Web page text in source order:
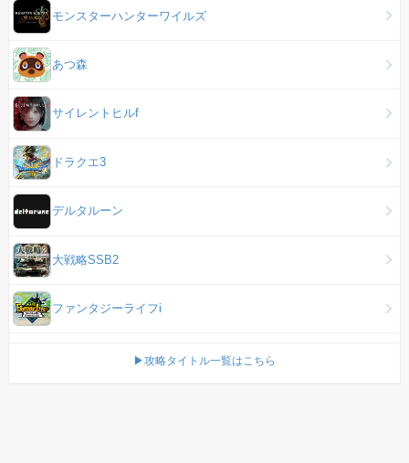
モンスターハンターワイルズ
あつ森
サイレントヒルf
ドラクエ3
デルタルーン
大戦略SSB2
ファンタジーライフi
▶攻略タイトル一覧はこちら